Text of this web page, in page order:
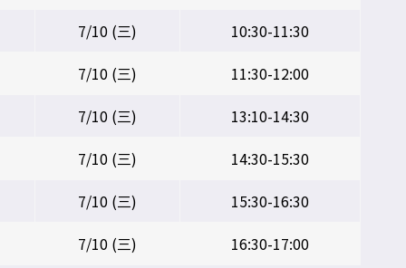
7/10 (三)
10:30-11:30
7/10 (三)
11:30-12:00
7/10 (三)
13:10-14:30
7/10 (三)
14:30-15:30
7/10 (三)
15:30-16:30
7/10 (三) 16:30-17:00